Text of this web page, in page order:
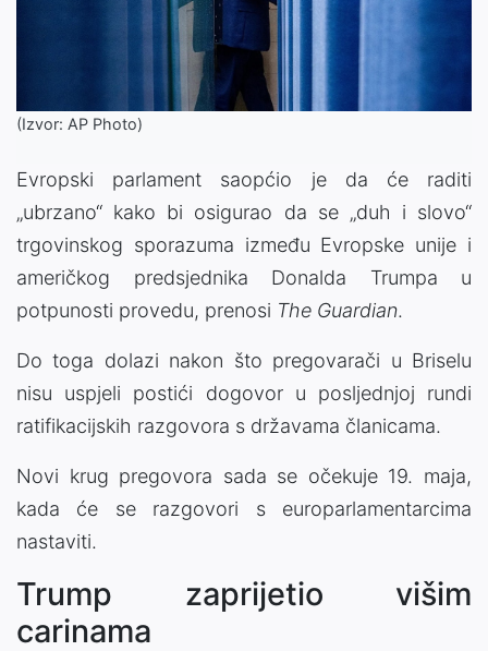
(Izvor: AP Photo)
Evropski parlament saopćio je da će raditi
„ubrzano“ kako bi osigurao da se „duh i slovo“
trgovinskog sporazuma između Evropske unije i
američkog predsjednika Donalda Trumpa u
potpunosti provedu, prenosi The Guardian.
Do toga dolazi nakon što pregovarači u Briselu
nisu uspjeli postići dogovor u posljednjoj rundi
ratifikacijskih razgovora s državama članicama.
Novi krug pregovora sada se očekuje 19. maja,
kada će se razgovori s europarlamentarcima
nastaviti.
Trump zaprijetio višim
carinama